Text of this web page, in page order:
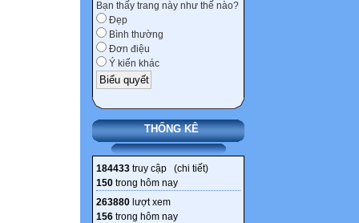
Bạn thấy trang này như thế nào?
Đẹp
Bình thường
Đơn điệu
Ý kiến khác
THỐNG KÊ
184433 truy cập (chi tiết)
150 trong hôm nay
263880 lượt xem
156 trong hôm nay